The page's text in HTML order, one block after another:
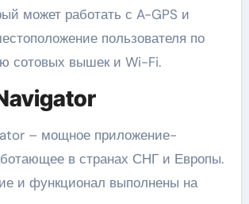
может работать с A-GPS и
пользователя по
сотовых вышек и Wi-Fi.
– мощное приложение-
в странах СНГ и Европы.
и функционал выполнены на